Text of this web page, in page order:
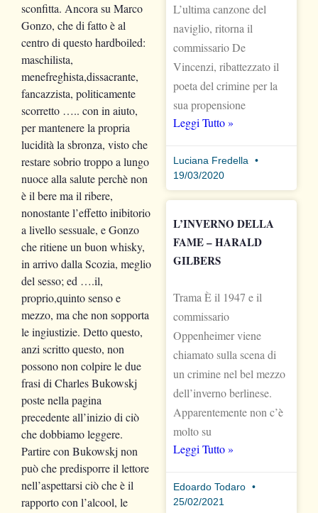
sconfitta. Ancora su Marco
Gonzo, che di fatto è al
centro di questo hardboiled:
maschilista,
menefreghista,dissacrante,
fancazzista, politicamente
scorretto ….. con in aiuto,
per mantenere la propria
lucidità la sbronza, visto che
restare sobrio troppo a lungo
nuoce alla salute perchè non
è il bere ma il ribere,
nonostante l’effetto inibitorio
a livello sessuale, e Gonzo
che ritiene un buon whisky,
in arrivo dalla Scozia, meglio
del sesso; ed ….il,
proprio,quinto senso e
mezzo, ma che non sopporta
le ingiustizie. Detto questo,
anzi scritto questo, non
possono non colpire le due
frasi di Charles Bukowskj
poste nella pagina
precedente all’inizio di ciò
che dobbiamo leggere.
Partire con Bukowskj non
può che predisporre il lettore
nell’aspettarsi ciò che è il
rapporto con l’alcool, le
L’ultima canzone del
naviglio, ritorna il
commissario De
Vincenzi, ribattezzato il
poeta del crimine per la
sua propensione
Leggi Tutto »
Luciana Fredella
19/03/2020
L’INVERNO DELLA
FAME – HARALD
GILBERS
Trama È il 1947 e il
commissario
Oppenheimer viene
chiamato sulla scena di
un crimine nel bel mezzo
dell’inverno berlinese.
Apparentemente non c’è
molto su
Leggi Tutto »
Edoardo Todaro
25/02/2021